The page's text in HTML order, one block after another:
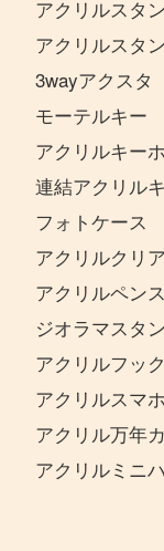
アクリルスタ
アクリルスタ
3wayアクスタ
モーテルキー
アクリルキー
連結アクリル
フォトケース
アクリルクリ
アクリルペン
ジオラマスタ
アクリルフッ
アクリルスマ
アクリル万年
アクリルミニ